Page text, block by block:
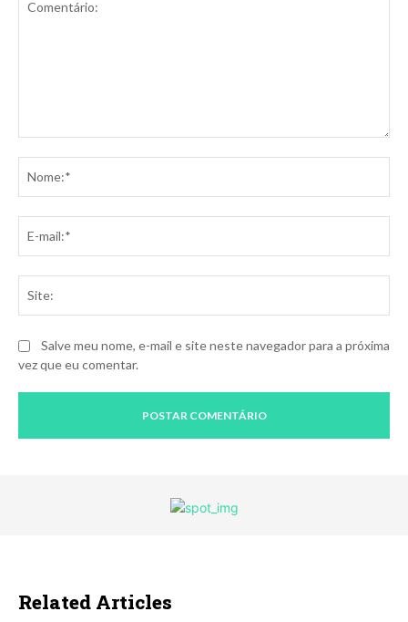
Salve meu nome, e-mail e site neste navegador para a próxima
vez que eu comentar.
Related Articles